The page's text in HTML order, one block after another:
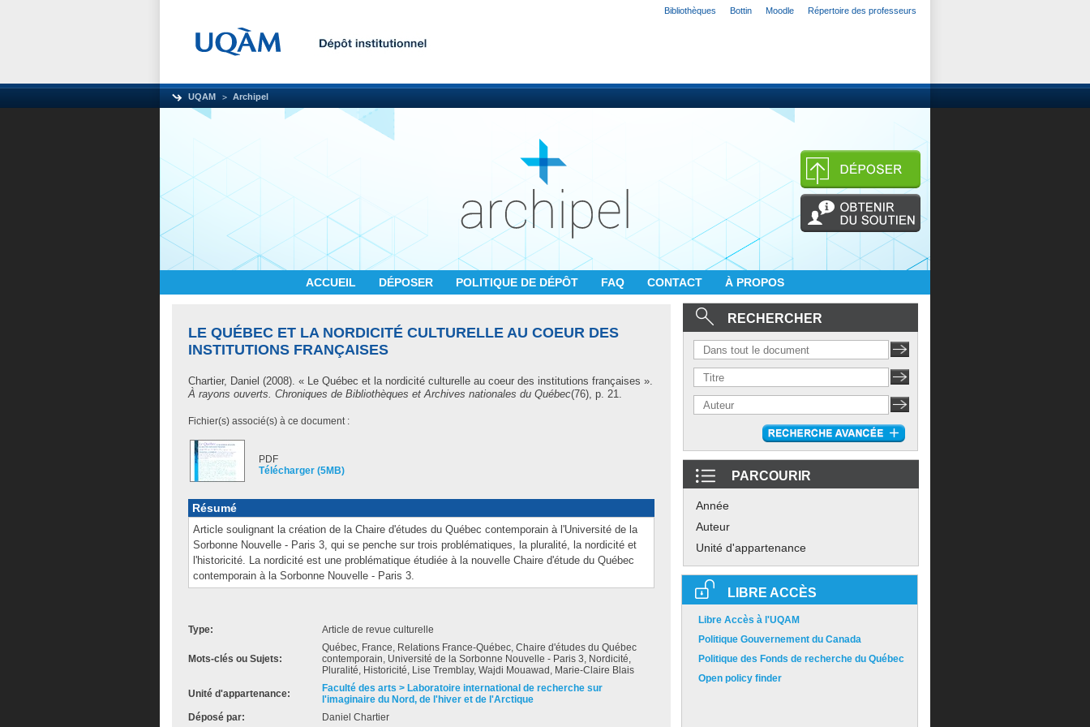
Bibliothèques Bottin Moodle Répertoire des professeurs
UQAM Archipel
ACCUEIL DÉPOSER POLITIQUE DE DÉPÔT FAQ CONTACT À PROPOS
LE QUÉBEC ET LA NORDICITÉ CULTURELLE AU COEUR DES
INSTITUTIONS FRANÇAISES
Chartier, Daniel (2008). « Le Québec et la nordicité culturelle au coeur des institutions françaises ».
À rayons ouverts. Chroniques de Bibliothèques et Archives nationales du Québec(76), p. 21.
Fichier(s) associé(s) à ce document :
PDF
Télécharger (5MB)
Résumé
Article soulignant la création de la Chaire d'études du Québec contemporain à l'Université de la
Sorbonne Nouvelle - Paris 3, qui se penche sur trois problématiques, la pluralité, la nordicité et
l'historicité. La nordicité est une problématique étudiée à la nouvelle Chaire d'étude du Québec
contemporain à la Sorbonne Nouvelle - Paris 3.
Type: Article de revue culturelle
Mots-clés ou Sujets:
Québec, France, Relations France-Québec, Chaire d'études du Québec
contemporain, Université de la Sorbonne Nouvelle - Paris 3, Nordicité,
Pluralité, Historicité, Lise Tremblay, Wajdi Mouawad, Marie-Claire Blais
Unité d'appartenance:
Faculté des arts > Laboratoire international de recherche sur
l'imaginaire du Nord, de l'hiver et de l'Arctique
Déposé par:
Daniel Chartier
RECHERCHER
PARCOURIR
Année
Auteur
Unité d'appartenance
LIBRE ACCÈS
Libre Accès à l'UQAM
Politique Gouvernement du Canada
Politique des Fonds de recherche du Québec
Open policy finder